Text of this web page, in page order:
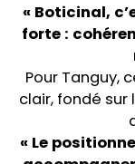
« Boticinal,
forte :
Pour Tanguy,
clair, fondé
« Le